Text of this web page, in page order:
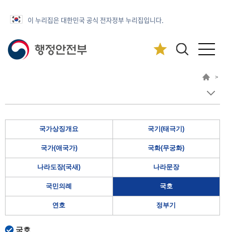
이 누리집은 대한민국 공식 전자정부 누리집입니다.
>
국가상징개요 국기(태극기)
국가(애국가) 국화(무궁화)
나라도장(국새) 나라문장
국민의례 국호
연호 정부기
국호